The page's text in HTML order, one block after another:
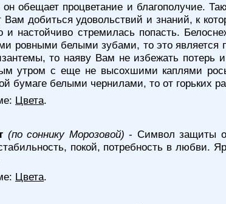
он обещает процветание и благополучие.
Вам добиться удовольствий и знаний, к
и настойчиво стремилась попасть.
ровными белыми зубами, то это является
то наяву Вам не избежать
утром с еще не высохшими каплями
бумаге белыми чернилами, то от горьких
Цвета.
(по соннику Морозовой) - Символ защиты
покой, потребность в любви.
Цвета.